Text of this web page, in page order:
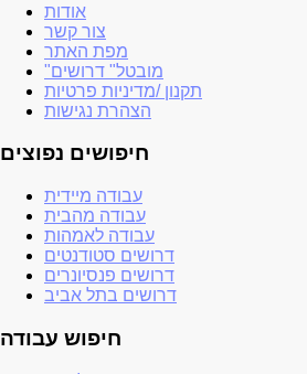
אודות
צור קשר
מפת האתר
"מובטל" דרושים
תקנון /מדיניות פרטיות
הצהרת נגישות
חיפושים נפוצים
עבודה מיידית
עבודה מהבית
עבודה לאמהות
דרושים סטודנטים
דרושים פנסיונרים
דרושים בתל אביב
חיפוש עבודה